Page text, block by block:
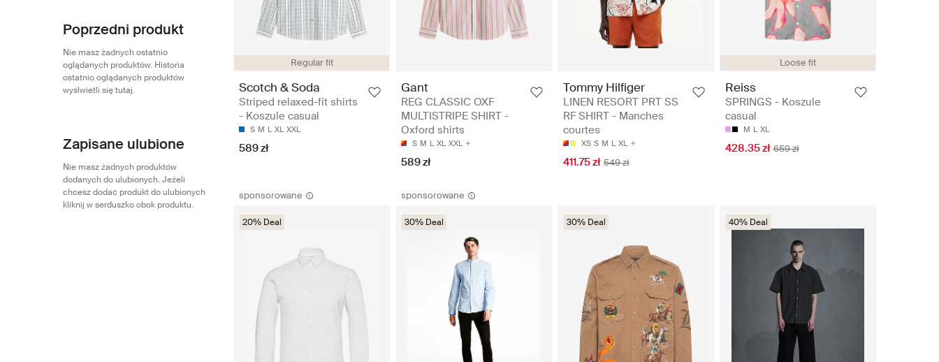
Poprzedni produkt
Nie masz żadnych ostatnio
oglądanych produktów. Historia
ostatnio oglądanych produktów
wyślwietli się tutaj.
Zapisane ulubione
Nie masz żadnych produktów
dodanych do ulubionych. Jeżeli
chcesz dodać produkt do ulubionych
kliknij w serduszko obok produktu.
Regular fit
Scotch & Soda
Striped relaxed-fit shirts
- Koszule casual
S M L XL XXL
589 zł
Gant
REG CLASSIC OXF
MULTISTRIPE SHIRT -
Oxford shirts
S M L XL XXL
589 zł
Tommy Hilfiger
LINEN RESORT PRT SS
RF SHIRT - Manches
courtes
XS S M L XL
411.75 zł 549 zł
Loose fit
Reiss
SPRINGS - Koszule
casual
M L XL
428.35 zł 659 zł
sponsorowane
20% Deal
sponsorowane
30% Deal 30% Deal 40% Deal